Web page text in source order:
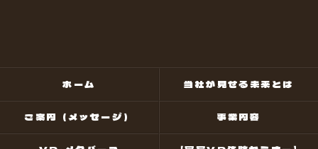
ホーム 当社が見せる未来とは
ご案内（メッセージ） 事業内容